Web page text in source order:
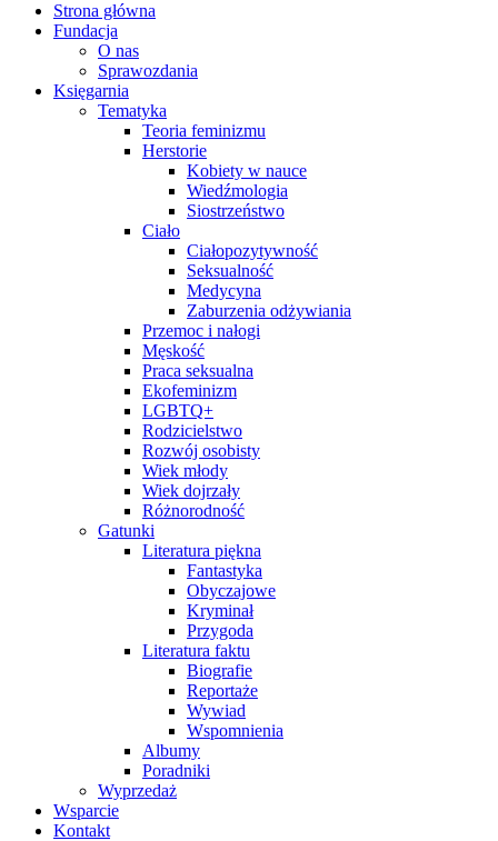
Strona główna
Fundacja
O nas
Sprawozdania
Księgarnia
Tematyka
Teoria feminizmu
Herstorie
Kobiety w nauce
Wiedźmologia
Siostrzeństwo
Ciało
Ciałopozytywność
Seksualność
Medycyna
Zaburzenia odżywiania
Przemoc i nałogi
Męskość
Praca seksualna
Ekofeminizm
LGBTQ+
Rodzicielstwo
Rozwój osobisty
Wiek młody
Wiek dojrzały
Różnorodność
Gatunki
Literatura piękna
Fantastyka
Obyczajowe
Kryminał
Przygoda
Literatura faktu
Biografie
Reportaże
Wywiad
Wspomnienia
Albumy
Poradniki
Wyprzedaż
Wsparcie
Kontakt